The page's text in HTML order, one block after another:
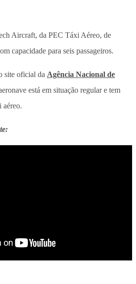
Aircraft, da PEC Táxi Aéreo, de
capacidade para seis passageiros.
site oficial da Agência Nacional de
está em situação regular e tem
aéreo.